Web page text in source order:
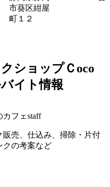
市葵区紺屋
町１２
ショップＣoco
イト情報
カフェstaff
販売、仕込み、掃除・片付
クの考案など